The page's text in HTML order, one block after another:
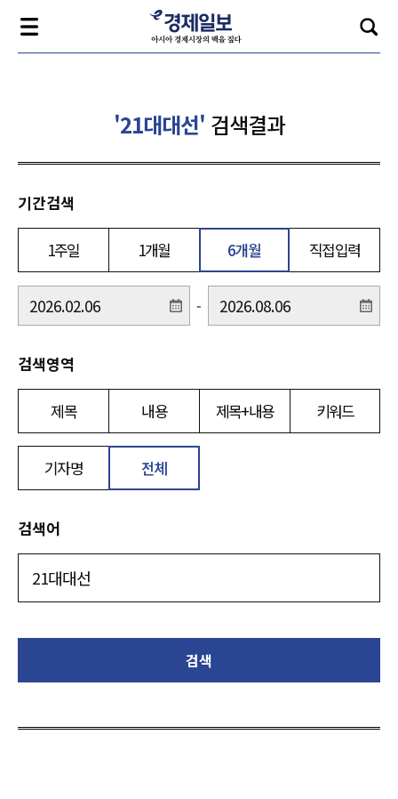
'21대대선' 검색결과
기간검색
1주일 1개월 6개월 직접입력
-
검색영역
제목 내용 제목+내용 키워드
기자명 전체
검색어
검색